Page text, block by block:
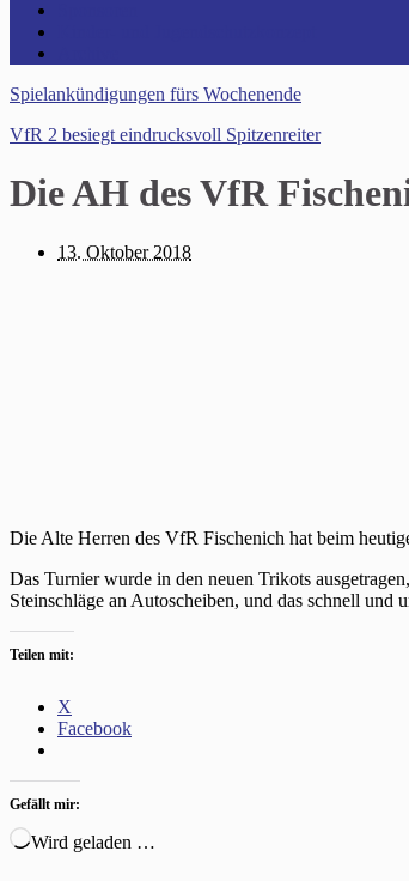
Spielankündigungen fürs Wochenende
VfR 2 besiegt eindrucksvoll Spitzenreiter
Die AH des VfR
13. Oktober 2018
Die Alte Herren des VfR Fischenich hat beim
Das Turnier wurde in den neuen Trikots
Steinschläge an Autoscheiben, und das schnell
Teilen mit:
X
Facebook
Gefällt mir:
Wird geladen …